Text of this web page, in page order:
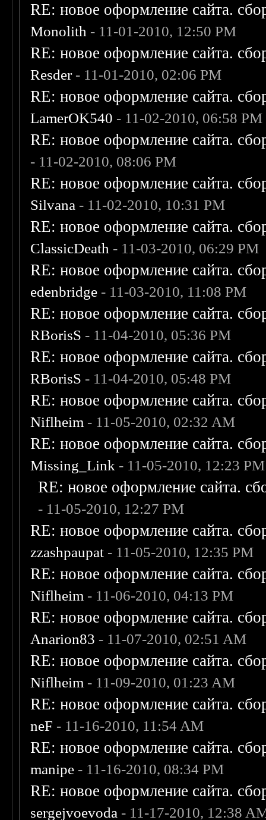
RE: новое оформление сайта.
Monolith - 11-01-2010, 12:50 PM
RE: новое оформление сайта.
Resder- 11-01-2010, 02:06 PM
RE: новое оформление сайта.
LamerOK540 - 11-02-2010, 06:58 PM
RE: новое оформление сайта.
- 11-02-2010, 08:06 PM
RE: новое оформление сайта.
Silvana - 11-02-2010, 10:31 PM
RE: новое оформление сайта.
ClassicDeath - 11-03-2010, 06:29 PM
RE: новое оформление сайта.
edenbridge - 11-03-2010, 11:08 PM
RE: новое оформление сайта.
RBorisS - 11-04-2010, 05:36 PM
RE: новое оформление сайта.
RBorisS - 11-04-2010, 05:48 PM
RE: новое оформление сайта.
Niflheim - 11-05-2010, 02:32 AM
RE: новое оформление сайта.
Missing_Link - 11-05-2010, 12:23 PM
RE: новое оформление сайта.
- 11-05-2010, 12:27 PM
RE: новое оформление сайта.
zzashpaupat - 11-05-2010, 12:35 PM
RE: новое оформление сайта.
Niflheim - 11-06-2010, 04:13 PM
RE: новое оформление сайта.
Anarion83 - 11-07-2010, 02:51 AM
RE: новое оформление сайта.
Niflheim - 11-09-2010, 01:23 AM
RE: новое оформление сайта.
neF - 11-16-2010, 11:54 AM
RE: новое оформление сайта.
manipe - 11-16-2010, 08:34 PM
RE: новое оформление сайта.
sergejvoevoda - 11-17-2010, 12:38